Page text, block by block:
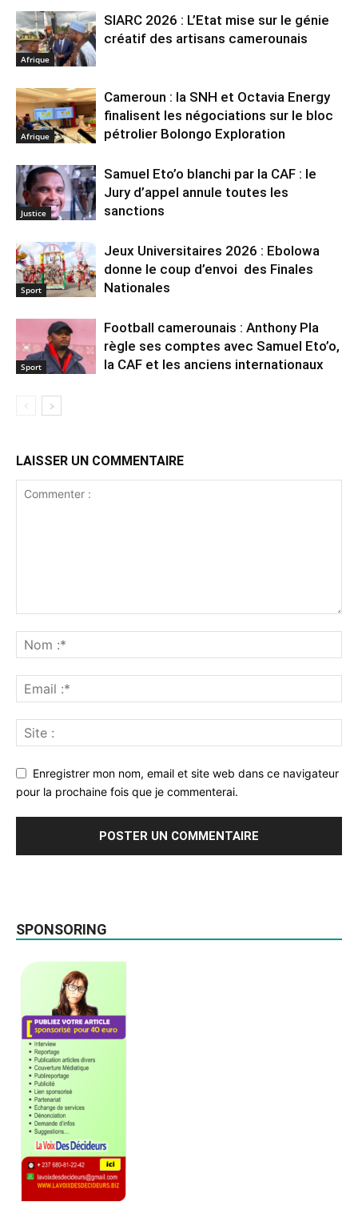
Afrique
SIARC 2026 : L’Etat mise sur le génie
créatif des artisans camerounais
Afrique
Cameroun : la SNH et Octavia Energy
finalisent les négociations sur le bloc
pétrolier Bolongo Exploration
Justice
Samuel Eto’o blanchi par la CAF : le
Jury d’appel annule toutes les
sanctions
Sport
Jeux Universitaires 2026 : Ebolowa
donne le coup d’envoi des Finales
Nationales
Sport
Football camerounais : Anthony Pla
règle ses comptes avec Samuel Eto’o,
la CAF et les anciens internationaux
LAISSER UN COMMENTAIRE
Enregistrer mon nom, email et site web dans ce navigateur
pour la prochaine fois que je commenterai.
SPONSORING